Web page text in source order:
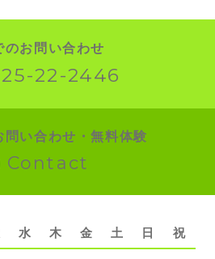
のお問い合わせ
22-2446
問い合わせ・無料体験
Contact
水 木 金 土 日 祝